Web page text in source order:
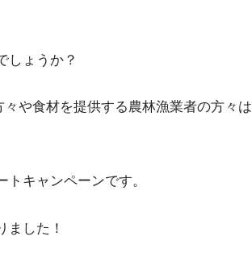
しょうか？
や食材を提供する農林漁業者の方々は
キャンペーンです。
ました！